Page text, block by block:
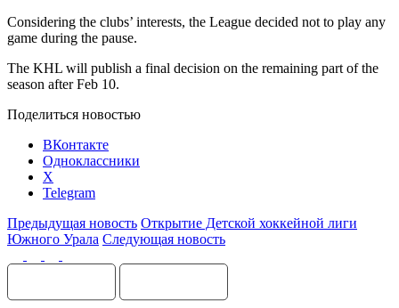
Considering the clubs’ interests, the League decided not to play any
game during the pause.
The KHL will publish a final decision on the remaining part of the
season after Feb 10.
Поделиться новостью
ВКонтакте
Одноклассники
X
Telegram
Предыдущая новость Открытие Детской хоккейной лиги
Южного Урала Следующая новость